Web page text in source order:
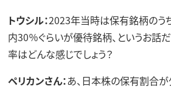
トウシル：2023年当時は保有銘柄のう
内30％ぐらいが優待銘柄、というお話
率はどんな感じでしょう？
ペリカンさん：あ、日本株の保有割合が